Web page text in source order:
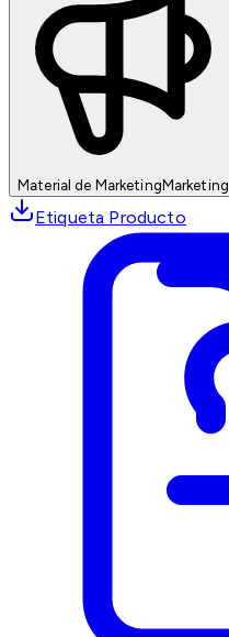
Material de MarketingMarketing
Etiqueta Producto